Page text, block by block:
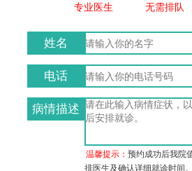
专业医生 无需排队
姓名
电话
病情描述
温馨提示：预约成功后我院
排医生及确认详细就诊时间。